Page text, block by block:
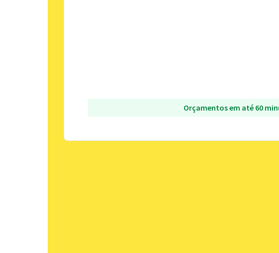
Orçamentos em até 60